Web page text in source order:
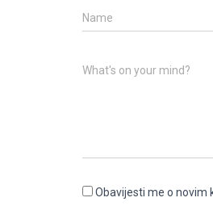
Name
What's on your mind?
Obavijesti me o novim